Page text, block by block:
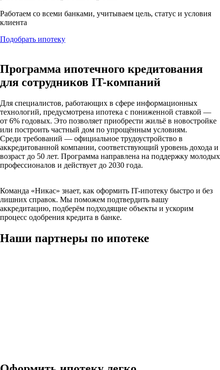
Работаем со всеми банками, учитываем цель, статус и условия
клиента
Подобрать ипотеку
Программа ипотечного кредитования
для сотрудников IT-компаний
Для специалистов, работающих в сфере информационных
технологий, предусмотрена ипотека с пониженной ставкой —
от 6% годовых. Это позволяет приобрести жильё в новостройке
или построить частный дом по упрощённым условиям.
Среди требований — официальное трудоустройство в
аккредитованной компании, соответствующий уровень дохода и
возраст до 50 лет. Программа направлена на поддержку молодых
профессионалов и действует до 2030 года.
Команда «Никас» знает, как оформить IT-ипотеку быстро и без
лишних справок. Мы поможем подтвердить вашу
аккредитацию, подберём подходящие объекты и ускорим
процесс одобрения кредита в банке.
Наши партнеры по ипотеке